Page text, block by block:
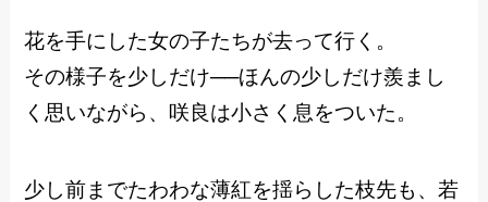
花を手にした女の子たちが去って行く。
その様子を少しだけ──ほんの少しだけ羨まし
く思いながら、咲良は小さく息をついた。
少し前までたわわな薄紅を揺らした枝先も、若